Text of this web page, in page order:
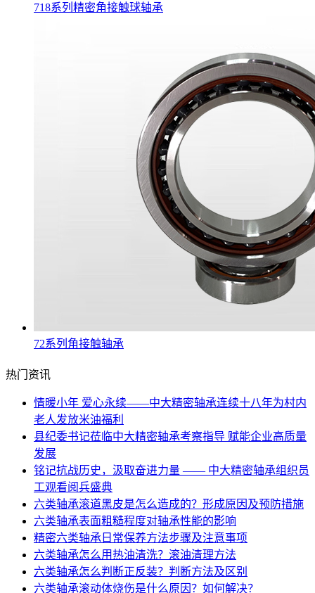
718系列精密角接触球轴承
72系列角接触轴承
热门资讯
情暖小年 爱心永续——中大精密轴承连续十八年为村内
老人发放米油福利
县纪委书记莅临中大精密轴承考察指导 赋能企业高质量
发展
铭记抗战历史，汲取奋进力量 —— 中大精密轴承组织员
工观看阅兵盛典
六类轴承滚道黑皮是怎么造成的？形成原因及预防措施
六类轴承表面粗糙程度对轴承性能的影响
精密六类轴承日常保养方法步骤及注意事项
六类轴承怎么用热油清洗？滚油清理方法
六类轴承怎么判断正反装？判断方法及区别
六类轴承滚动体烧伤是什么原因？如何解决？